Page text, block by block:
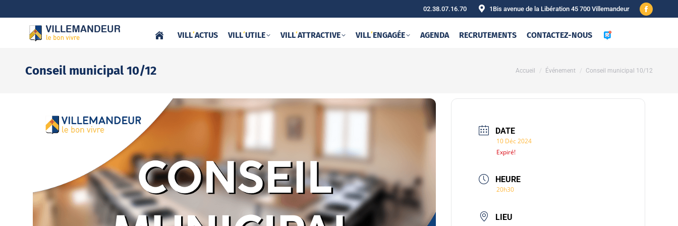
02.38.07.16.70 1Bis avenue de la Libération 45 700 Villemandeur
Facebook
new
VILL‘ACTUS VILL‘UTILE VILL‘ATTRACTIVE VILL‘ENGAGÉE AGENDA RECRUTEMENTS CONTACTEZ-NOUS
Conseil municipal 10/12 Vous êtes ici :
Accueil Événement Conseil municipal 10/12
DATE
10 Déc 2024
Expiré!
HEURE
20h30
LIEU